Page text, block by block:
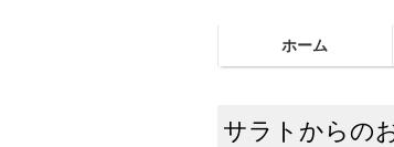
ホーム
サラトからの